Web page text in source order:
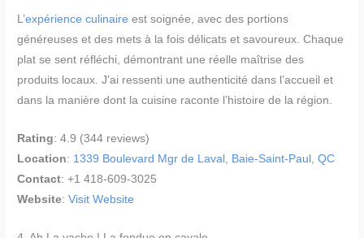
L’expérience culinaire est soignée, avec des portions
généreuses et des mets à la fois délicats et savoureux. Chaque
plat se sent réfléchi, démontrant une réelle maîtrise des
produits locaux. J’ai ressenti une authenticité dans l’accueil et
dans la manière dont la cuisine raconte l’histoire de la région.
Rating: 4.9 (344 reviews)
Location: 1339 Boulevard Mgr de Laval, Baie-Saint-Paul, QC
Contact: +1 418-609-3025
Website:Visit Website